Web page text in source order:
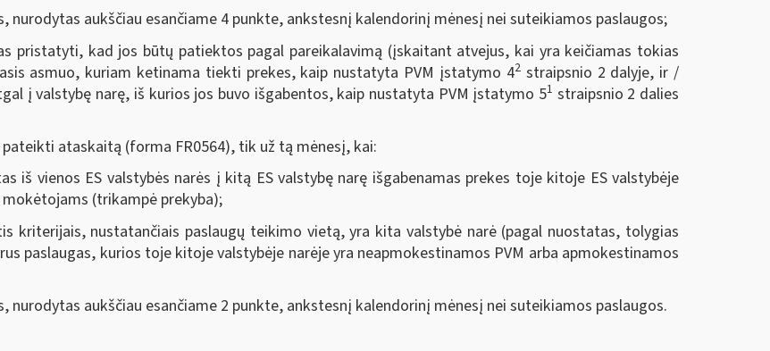
nurodytas aukščiau esančiame 4 punkte, ankstesnį kalendorinį mėnesį nei suteikiamos paslaugos;
pristatyti, kad jos būtų patiektos pagal pareikalavimą (įskaitant atvejus, kai yra keičiamas tokias
asmuo, kuriam ketinama tiekti prekes, kaip nustatyta PVM įstatymo 42straipsnio 2 dalyje, ir /
į valstybę narę, iš kurios jos buvo išgabentos, kaip nustatyta PVM įstatymo 51 straipsnio 2 dalies
ataskaitą (forma FR0564), tik už tą mėnesį, kai:
iš vienos ES valstybės narės į kitą ES valstybę narę išgabenamas prekes toje kitoje ES valstybėje
(trikampė prekyba);
kriterijais, nustatančiais paslaugų teikimo vietą, yra kita valstybė narė (pagal nuostatas, tolygias
paslaugas, kurios toje kitoje valstybėje narėje yra neapmokestinamos PVM arba apmokestinamos
nurodytas aukščiau esančiame 2 punkte, ankstesnį kalendorinį mėnesį nei suteikiamos paslaugos.